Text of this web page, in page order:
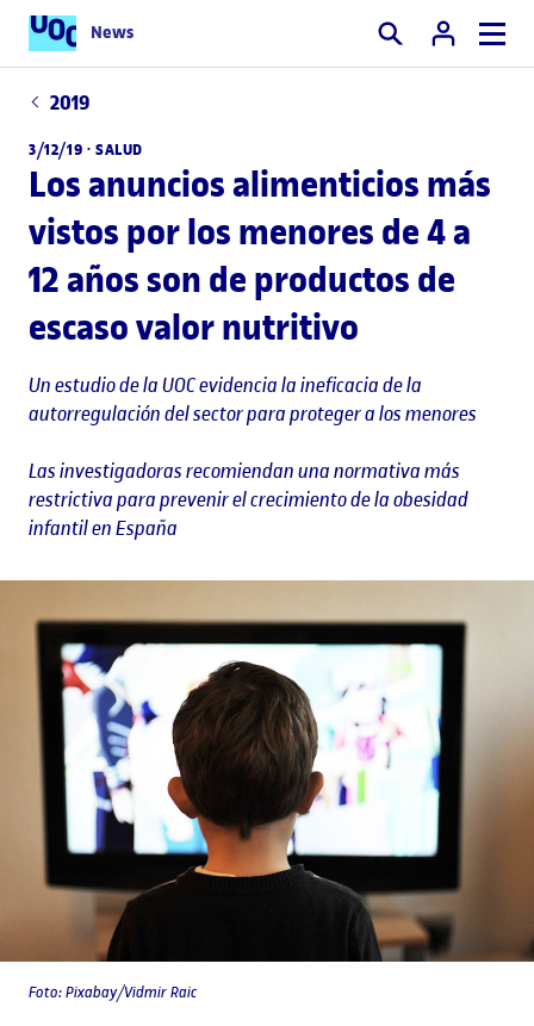
News Buscar
2019
3/12/19 · SALUD
Los anuncios alimenticios más
vistos por los menores de 4 a
12 años son de productos de
escaso valor nutritivo
Un estudio de la UOC evidencia la ineficacia de la
autorregulación del sector para proteger a los menores
Las investigadoras recomiendan una normativa más
restrictiva para prevenir el crecimiento de la obesidad
infantil en España
Foto: Pixabay/Vidmir Raic